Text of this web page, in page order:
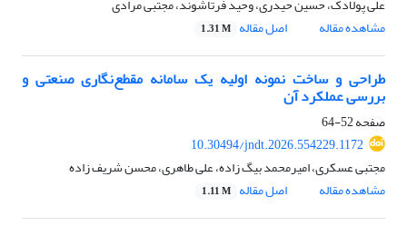
مشاهده مقاله
اصل مقاله 1.31 M
طراحی و ساخت نمونه اولیه یک سامانه مقطع‌نگاری صنعتی و
بررسی عملکرد آن
صفحه52-64
10.30494/jndt.2026.554229.1172
مجتبی عسکری، امیرمحمد بیگ زاده، علی طاهری، محسن شریف زاده
مشاهده مقاله
اصل مقاله 1.11 M